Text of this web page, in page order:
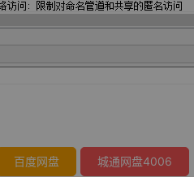
百度网盘 城通网盘4006